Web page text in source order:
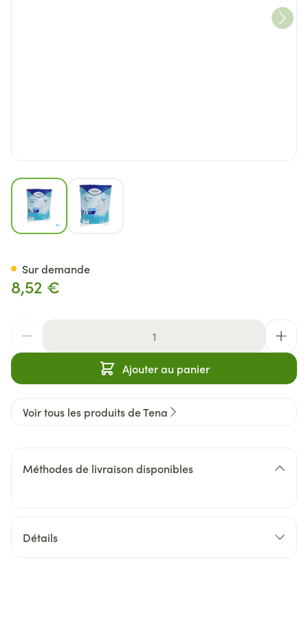
View larger imageView larger image
8,52 €
Ajouter au panier
Sur demande
Voir tous les produits de Tena
Méthodes de livraison disponibles
Détails